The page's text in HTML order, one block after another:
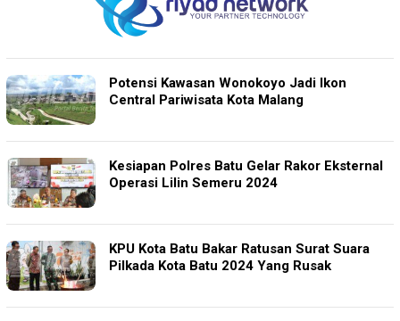
Potensi Kawasan Wonokoyo Jadi Ikon
Central Pariwisata Kota Malang
Kesiapan Polres Batu Gelar Rakor Eksternal
Operasi Lilin Semeru 2024
KPU Kota Batu Bakar Ratusan Surat Suara
Pilkada Kota Batu 2024 Yang Rusak